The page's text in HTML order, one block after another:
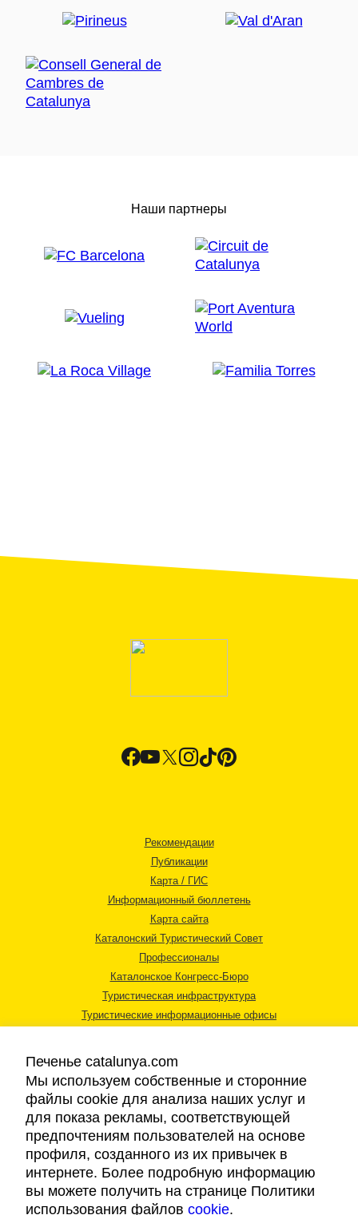
Наши партнеры
Рекомендации
Публикации
Карта / ГИС
Информационный бюллетень
Карта сайта
Каталонский Туристический Совет
Профессионалы
Каталонское Конгресс-Бюро
Туристическая инфраструктура
Туристические информационные офисы
Правовая информация
Cookies
Доступность
Печенье catalunya.com
Мы используем собственные и сторонние
файлы cookie для анализа наших услуг и
для показа рекламы, соответствующей
предпочтениям пользователей на основе
профиля, созданного из их привычек в
интернете. Более подробную информацию
вы можете получить на странице Политики
использования файлов cookie.